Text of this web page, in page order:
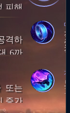
피해
격하
6까
응
또는
증가